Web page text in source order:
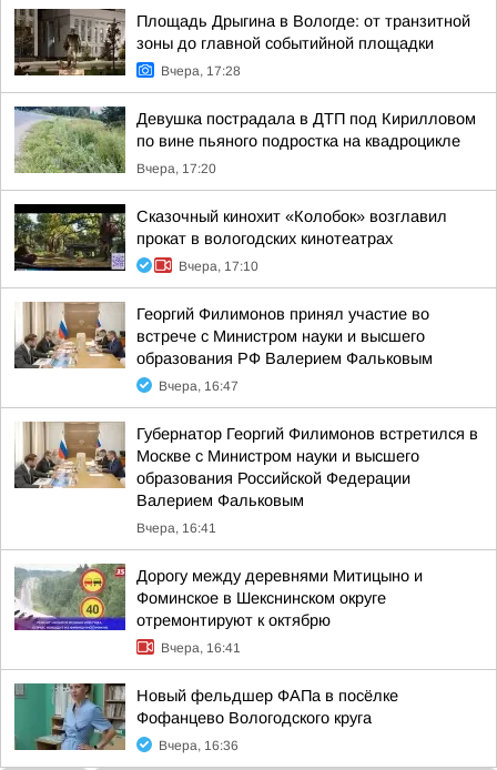
Площадь Дрыгина в Вологде: от транзитной
зоны до главной событийной площадки
Вчера, 17:28
Девушка пострадала в ДТП под Кирилловом
по вине пьяного подростка на квадроцикле
Вчера, 17:20
Сказочный кинохит «Колобок» возглавил
прокат в вологодских кинотеатрах
Вчера, 17:10
Георгий Филимонов принял участие во
встрече с Министром науки и высшего
образования РФ Валерием Фальковым
Вчера, 16:47
Губернатор Георгий Филимонов встретился в
Москве с Министром науки и высшего
образования Российской Федерации
Валерием Фальковым
Вчера, 16:41
Дорогу между деревнями Митицыно и
Фоминское в Шекснинском округе
отремонтируют к октябрю
Вчера, 16:41
Новый фельдшер ФАПа в посёлке
Фофанцево Вологодского круга
Вчера, 16:36